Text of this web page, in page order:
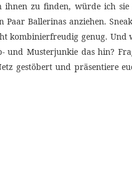
zu finden, würde ich
Ballerinas anziehen.
kombinierfreudig genug. Und
und Musterjunkie das hin?
gestöbert und präsentiere